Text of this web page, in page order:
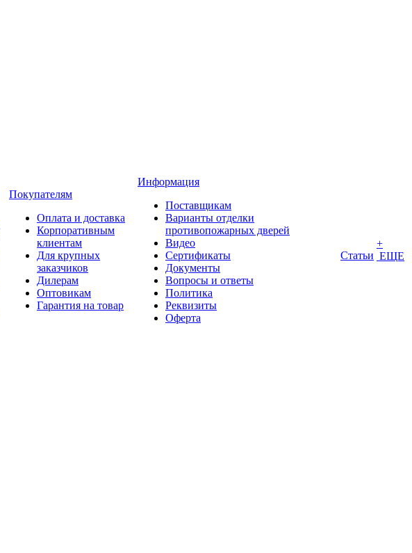
Покупателям
Оплата и доставка
Корпоративным
клиентам
Для крупных
заказчиков
Дилерам
Оптовикам
Гарантия на товар
Информация
Поставщикам
Варианты отделки
противопожарных дверей
Видео
Сертификаты
Документы
Вопросы и ответы
Политика
Реквизиты
Оферта
Статьи
+
ЕЩЕ